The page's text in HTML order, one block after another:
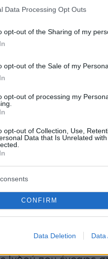
Data Processing Opt Outs
opt-out of the Sharing of my
opt-out of the Sale of my
opt-out of processing my
opt-out of Collection, Use,
Data that Is Unrelated
CONFIRM
Data Deletion Data
«Corona»(στα
στην
και άνθρωποι.
selfie στην πόλη
η
διαδίκτυο και
τους. Άνθρωποι
έχει το όνομά
δρόμο που